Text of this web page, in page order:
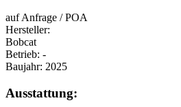
auf Anfrage / POA
Hersteller:
Bobcat
Betrieb: -
Baujahr: 2025
Ausstattung: